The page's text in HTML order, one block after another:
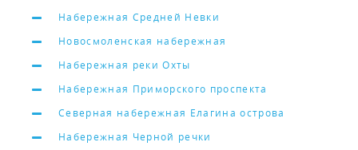
Набережная Средней Невки
Новосмоленская набережная
Набережная реки Охты
Набережная Приморского проспекта
Северная набережная Елагина острова
Набережная Черной речки